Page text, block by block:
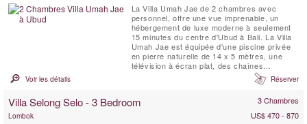
La Villa Umah Jae de 2 chambres avec
personnel, offre une vue imprenable, un
hébergement de luxe moderne à seulement
15 minutes du centre d'Ubud à Bali. La Villa
Umah Jae est équipée d'une piscine privée
en pierre naturelle de 14 x 5 mètres, une
télévision à écran plat, des chaînes
internationales par satellite, une terrasse
extérieure avec une vue imprenable, un
équipée, WIFI. Une équipe de personnel
Voir les détails Réserver
Villa Selong Selo - 3 Bedroom 3 Chambres
Lombok
US$ 470 - 870